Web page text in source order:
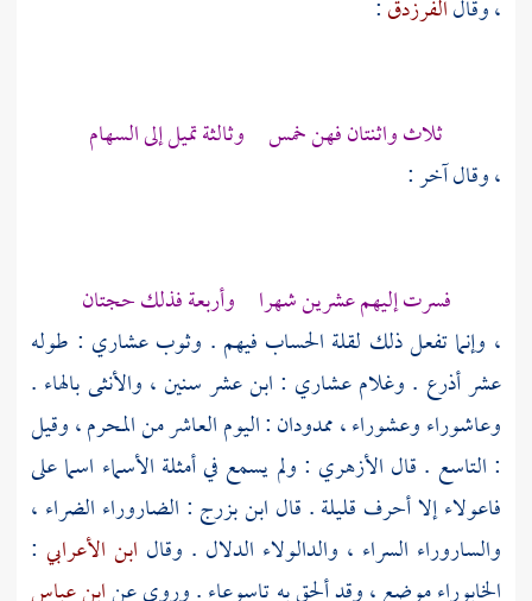
، وقالالفرزدق:
ثلاث واثنتان فهن خمس وثالثة تميل إلى السهام
، وقال آخر :
فسرت إليهم عشرين شهرا وأربعة فذلك حجتان
، وإنما تفعل ذلك لقلة الحساب فيهم . وثوب عشاري : طوله
عشر أذرع . وغلام عشاري : ابن عشر سنين ، والأنثى بالهاء .
وعاشوراء وعشوراء ، ممدودان : اليوم العاشر من المحرم ، وقيل
: التاسع . قال الأزهري : ولم يسمع في أمثلة الأسماء اسما على
فاعولاء إلا أحرف قليلة . قال ابن بزرج : الضاروراء الضراء ،
والساروراء السراء ، والدالولاء الدلال . وقال ابن الأعرابي :